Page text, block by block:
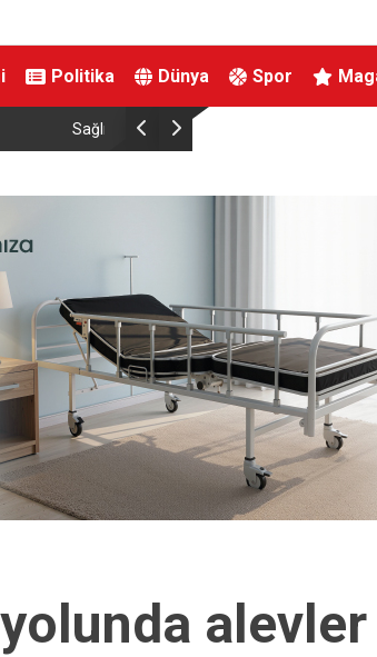
Politika Dünya Spor
Hayat kurtaran manevra